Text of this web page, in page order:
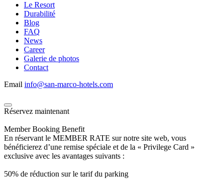
Le Resort
Durabilité
Blog
FAQ
News
Career
Galerie de photos
Contact
Email info@san-marco-hotels.com
Réservez maintenant
Member Booking Benefit
En réservant le MEMBER RATE sur notre site web, vous
bénéficierez d’une remise spéciale et de la « Privilege Card »
exclusive avec les avantages suivants :
50% de réduction sur le tarif du parking